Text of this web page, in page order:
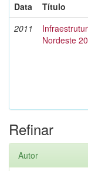
Data
Título
2011
Nordeste
Refinar
Autor